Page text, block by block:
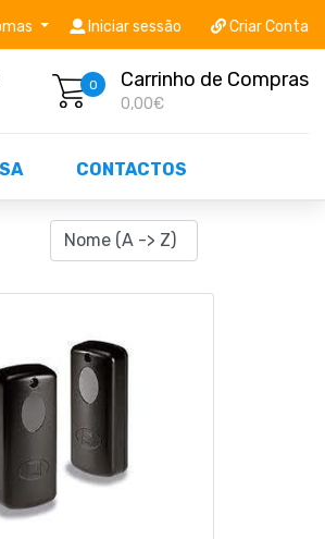
Não perca já as centenas de
Iniciar sessão Criar Conta
0 Carrinho de Compras
0,00€
CONTACTOS